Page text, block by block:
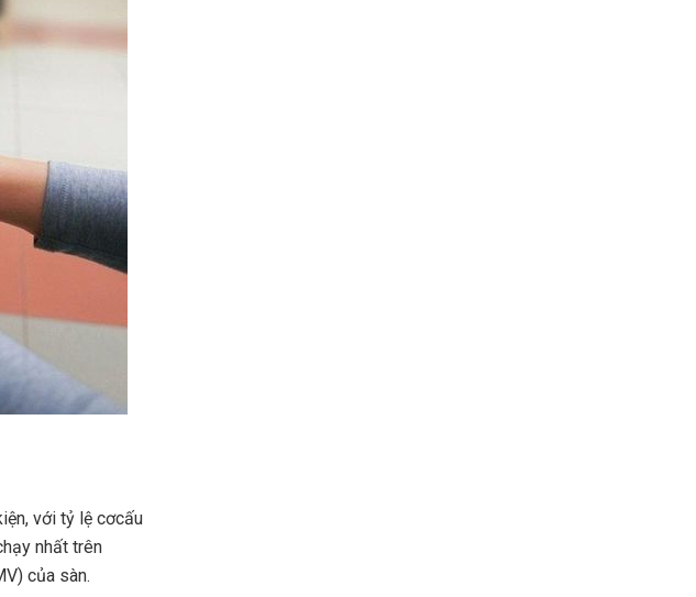
với tỷ lệ cơcấu
nhất trên
của sàn.